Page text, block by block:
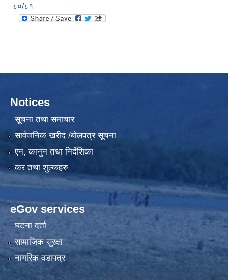
८०/८१
Notices
सूचना तथा समाचार
सार्वजनिक खरीद /बोलपत्र सूचना
एन, कानुन तथा निर्देशिका
कर तथा शुल्कहरु
eGov services
घटना दर्ता
सामाजिक सुरक्षा
नागरिक वडापत्र